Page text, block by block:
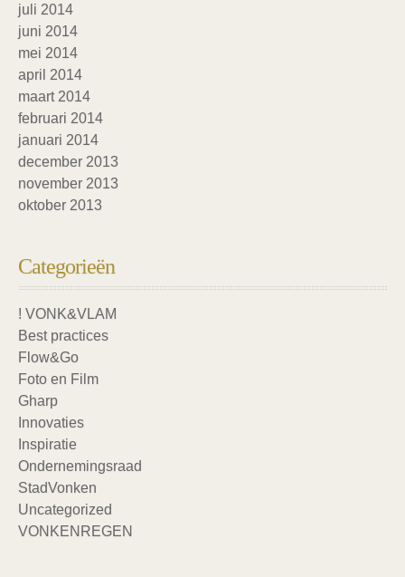
juli 2014
juni 2014
mei 2014
april 2014
maart 2014
februari 2014
januari 2014
december 2013
november 2013
oktober 2013
Categorieën
! VONK&VLAM
Best practices
Flow&Go
Foto en Film
Gharp
Innovaties
Inspiratie
Ondernemingsraad
StadVonken
Uncategorized
VONKENREGEN